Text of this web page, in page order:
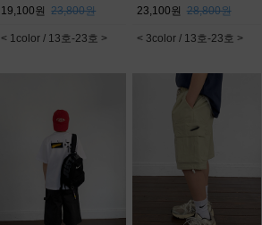
19,100원 23,800원
< 1color / 13호-23호 >
23,100원 28,800원
< 3color / 13호-23호 >